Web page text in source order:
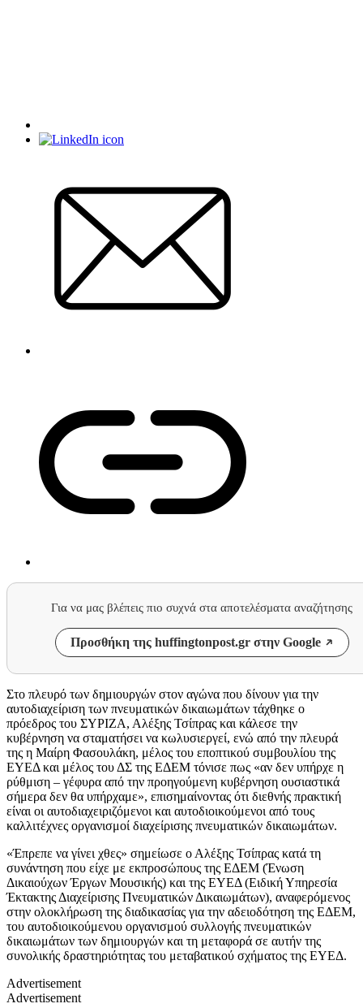
Για να μας βλέπεις πιο συχνά στα αποτελέσματα αναζήτησης
Προσθήκη της huffingtonpost.gr στην Google
Στο πλευρό των δημιουργών στον αγώνα που δίνουν για την
αυτοδιαχείριση των πνευματικών δικαιωμάτων τάχθηκε ο
πρόεδρος του ΣΥΡΙΖΑ, Αλέξης Τσίπρας και κάλεσε την
κυβέρνηση να σταματήσει να κωλυσιεργεί, ενώ από την πλευρά
της η Μαίρη Φασουλάκη, μέλος του εποπτικού συμβουλίου της
ΕΥΕΔ και μέλος του ΔΣ της ΕΔΕΜ τόνισε πως «αν δεν υπήρχε η
ρύθμιση – γέφυρα από την προηγούμενη κυβέρνηση ουσιαστικά
σήμερα δεν θα υπήρχαμε», επισημαίνοντας ότι διεθνής πρακτική
είναι οι αυτοδιαχειριζόμενοι και αυτοδιοικούμενοι από τους
καλλιτέχνες οργανισμοί διαχείρισης πνευματικών δικαιωμάτων.
«Έπρεπε να γίνει χθες» σημείωσε ο Αλέξης Τσίπρας κατά τη
συνάντηση που είχε με εκπροσώπους της ΕΔΕΜ (Ένωση
Δικαιούχων Έργων Μουσικής) και της ΕΥΕΔ (Ειδική Υπηρεσία
Έκτακτης Διαχείρισης Πνευματικών Δικαιωμάτων), αναφερόμενος
στην ολοκλήρωση της διαδικασίας για την αδειοδότηση της ΕΔΕΜ,
του αυτοδιοικούμενου οργανισμού συλλογής πνευματικών
δικαιωμάτων των δημιουργών και τη μεταφορά σε αυτήν της
συνολικής δραστηριότητας του μεταβατικού σχήματος της ΕΥΕΔ.
Advertisement
Advertisement